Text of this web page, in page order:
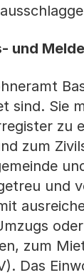
und
sind. Sie
zu
zum
und
zum
Das